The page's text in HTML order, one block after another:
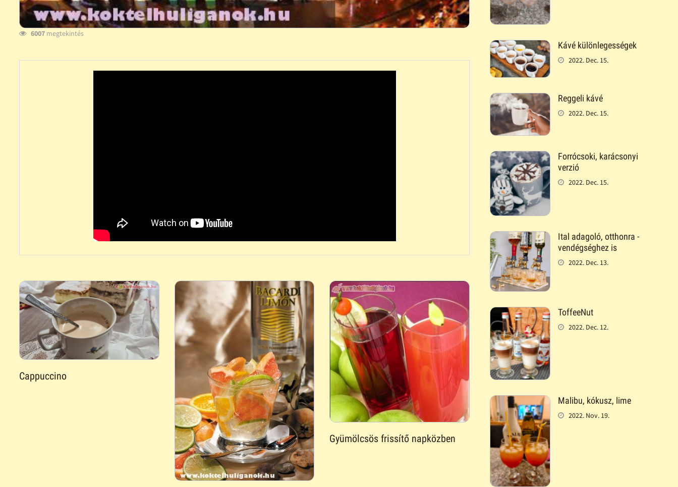
6007 megtekintés
Cappuccino
Gyümölcsös frissítő napközben
Kávé különlegességek
2022. Dec. 15.
Reggeli kávé
2022. Dec. 15.
Forrócsoki, karácsonyi
verzió
2022. Dec. 15.
Ital adagoló, otthonra -
vendégséghez is
2022. Dec. 13.
ToffeeNut
2022. Dec. 12.
Malibu, kókusz, lime
2022. Nov. 19.